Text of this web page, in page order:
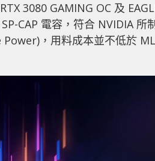
3080 GAMING OC 及
CAP 電容，符合 NVIDIA 所
，用料成本並不低於